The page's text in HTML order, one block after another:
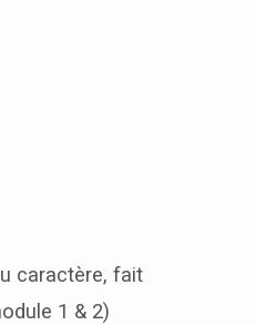
caractère, fait
1 & 2)